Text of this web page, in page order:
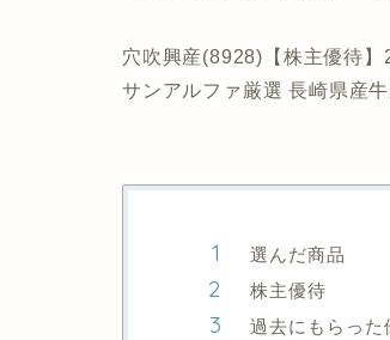
穴吹興産(8928)【株主優待
サンアルファ厳選 長崎県産
選んだ商品
株主優待
過去にもらった